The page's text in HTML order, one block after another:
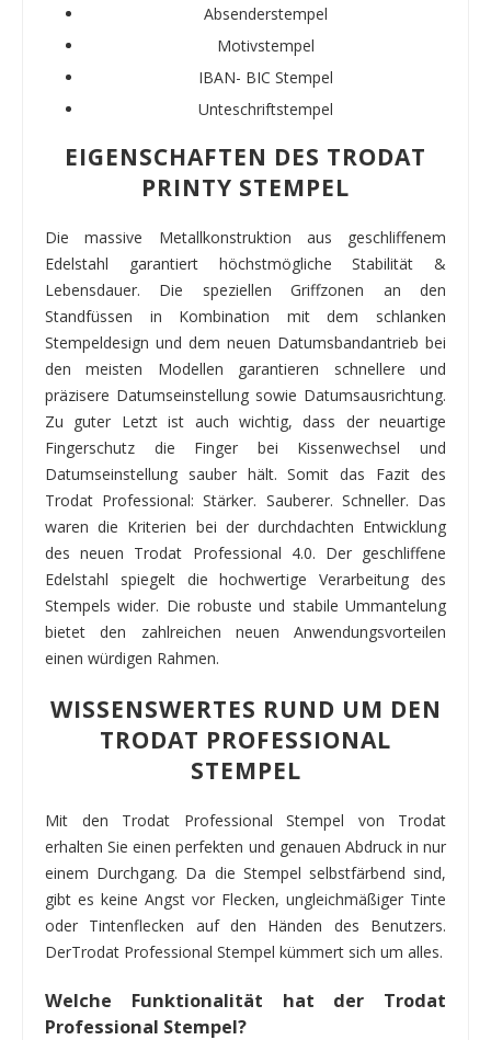
Absenderstempel
Motivstempel
IBAN- BIC Stempel
Unteschriftstempel
EIGENSCHAFTEN DES TRODAT
PRINTY STEMPEL
Die massive Metallkonstruktion aus geschliffenem
Edelstahl garantiert höchstmögliche Stabilität &
Lebensdauer. Die speziellen Griffzonen an den
Standfüssen in Kombination mit dem schlanken
Stempeldesign und dem neuen Datumsbandantrieb bei
den meisten Modellen garantieren schnellere und
präzisere Datumseinstellung sowie Datumsausrichtung.
Zu guter Letzt ist auch wichtig, dass der neuartige
Fingerschutz die Finger bei Kissenwechsel und
Datumseinstellung sauber hält. Somit das Fazit des
Trodat Professional: Stärker. Sauberer. Schneller. Das
waren die Kriterien bei der durchdachten Entwicklung
des neuen Trodat Professional 4.0. Der geschliffene
Edelstahl spiegelt die hochwertige Verarbeitung des
Stempels wider. Die robuste und stabile Ummantelung
bietet den zahlreichen neuen Anwendungsvorteilen
einen würdigen Rahmen.
WISSENSWERTES RUND UM DEN
TRODAT PROFESSIONAL
STEMPEL
Mit den Trodat Professional Stempel von Trodat
erhalten Sie einen perfekten und genauen Abdruck in nur
einem Durchgang. Da die Stempel selbstfärbend sind,
gibt es keine Angst vor Flecken, ungleichmäßiger Tinte
oder Tintenflecken auf den Händen des Benutzers.
DerTrodat Professional Stempel kümmert sich um alles.
Welche Funktionalität hat der Trodat
Professional Stempel?